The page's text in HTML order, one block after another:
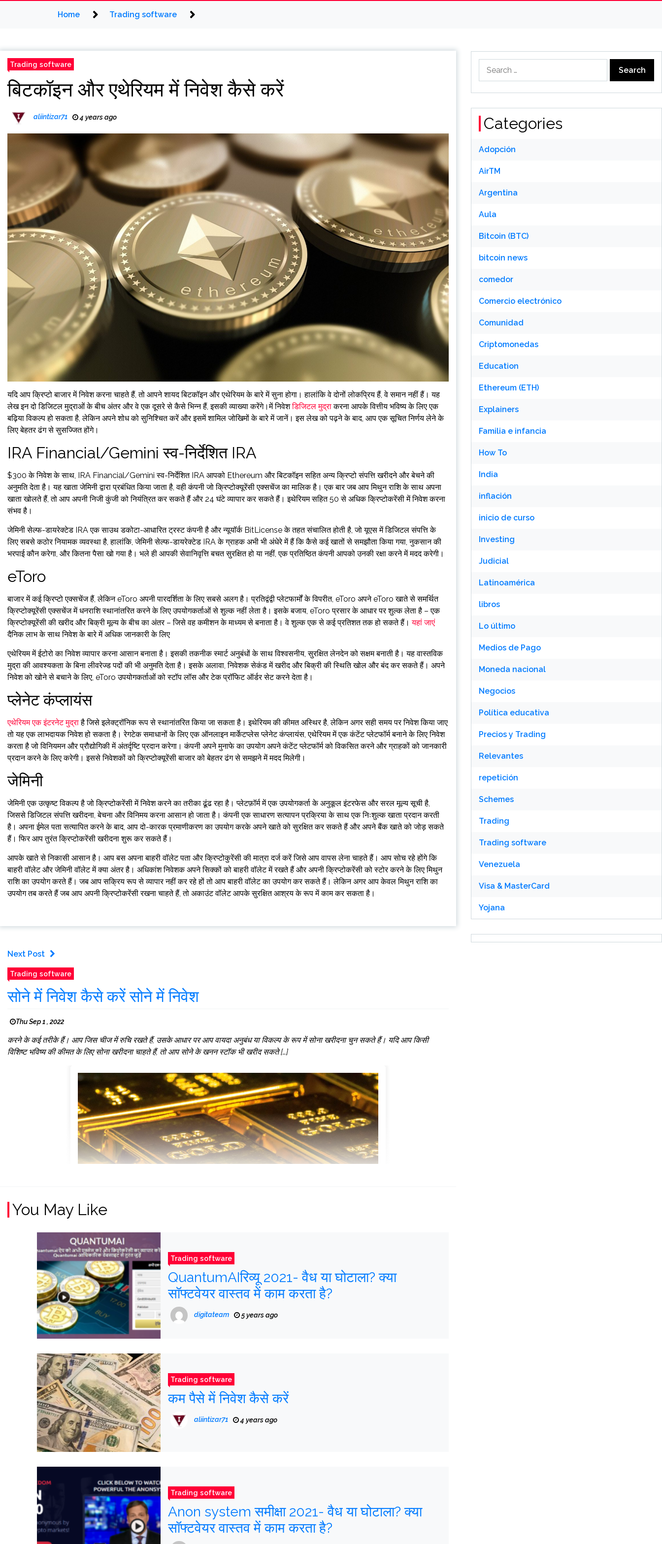
Home Trading software
Trading software
बिटकॉइन और एथेरियम में निवेश कैसे करें
aliintizar71 4 years ago
यदि आप क्रिप्टो बाजार में निवेश करना चाहते हैं, तो आपने शायद बिटकॉइन और एथेरियम के बारे में सुना होगा। हालांकि वे दोनों लोकप्रिय हैं, वे समान नहीं हैं। यह
लेख इन दो डिजिटल मुद्राओं के बीच अंतर और वे एक दूसरे से कैसे भिन्न हैं, इसकी व्याख्या करेंगे।में निवेशडिजिटल मुद्राकरना आपके वित्तीय भविष्य के लिए एक
बढ़िया विकल्प हो सकता है, लेकिन अपने शोध को सुनिश्चित करें और इसमें शामिल जोखिमों के बारे में जानें। इस लेख को पढ़ने के बाद, आप एक सूचित निर्णय लेने के
लिए बेहतर ढंग से सुसज्जित होंगे।
IRA Financial/Gemini स्व-निर्देशित IRA
$300 के निवेश के साथ, IRA Financial/Gemini स्व-निर्देशित IRA आपको Ethereum और बिटकॉइन सहित अन्य क्रिप्टो संपत्ति खरीदने और बेचने की
अनुमति देता है। यह खाता जेमिनी द्वारा प्रबंधित किया जाता है, वही कंपनी जो क्रिप्टोक्यूरेंसी एक्सचेंज का मालिक है। एक बार जब आप मिथुन राशि के साथ अपना
खाता खोलते हैं, तो आप अपनी निजी कुंजी को नियंत्रित कर सकते हैं और 24 घंटे व्यापार कर सकते हैं। इथेरियम सहित 50 से अधिक क्रिप्टोकरेंसी में निवेश करना
संभव है।
जेमिनी सेल्फ-डायरेक्टेड IRA एक साउथ डकोटा-आधारित ट्रस्ट कंपनी है और न्यूयॉर्क BitLicense के तहत संचालित होती है, जो यूएस में डिजिटल संपत्ति के
लिए सबसे कठोर नियामक व्यवस्था है, हालांकि, जेमिनी सेल्फ-डायरेक्टेड IRA के ग्राहक अभी भी अंधेरे में हैं कि कैसे कई खातों से समझौता किया गया, नुकसान की
भरपाई कौन करेगा, और कितना पैसा खो गया है। भले ही आपकी सेवानिवृत्ति बचत सुरक्षित हो या नहीं, एक प्रतिष्ठित कंपनी आपको उनकी रक्षा करने में मदद करेगी।
eToro
बाजार में कई क्रिप्टो एक्सचेंज हैं, लेकिन eToro अपनी पारदर्शिता के लिए सबसे अलग है। प्रतिद्वंद्वी प्लेटफार्मों के विपरीत, eToro अपने eToro खाते से समर्थित
क्रिप्टोक्यूरेंसी एक्सचेंज में धनराशि स्थानांतरित करने के लिए उपयोगकर्ताओं से शुल्क नहीं लेता है। इसके बजाय, eToro प्रसार के आधार पर शुल्क लेता है – एक
क्रिप्टोक्यूरेंसी की खरीद और बिक्री मूल्य के बीच का अंतर – जिसे वह कमीशन के माध्यम से बनाता है। वे शुल्क एक से कई प्रतिशत तक हो सकते हैं।यहां जाएं
दैनिक लाभ के साथ निवेश के बारे में अधिक जानकारी के लिए
एथेरियम में ईटोरो का निवेश व्यापार करना आसान बनाता है। इसकी तकनीक स्मार्ट अनुबंधों के साथ विश्वसनीय, सुरक्षित लेनदेन को सक्षम बनाती है। यह वास्तविक
मुद्रा की आवश्यकता के बिना लीवरेज्ड पदों की भी अनुमति देता है। इसके अलावा, निवेशक सेकंड में खरीद और बिक्री की स्थिति खोल और बंद कर सकते हैं। अपने
निवेश को खोने से बचाने के लिए, eToro उपयोगकर्ताओं को स्टॉप लॉस और टेक प्रॉफिट ऑर्डर सेट करने देता है।
प्लेनेट कंप्लायंस
एथेरियम एक इंटरनेट मुद्राहै जिसे इलेक्ट्रॉनिक रूप से स्थानांतरित किया जा सकता है। इथेरियम की कीमत अस्थिर है, लेकिन अगर सही समय पर निवेश किया जाए
तो यह एक लाभदायक निवेश हो सकता है। रेगटेक समाधानों के लिए एक ऑनलाइन मार्केटप्लेस प्लेनेट कंप्लायंस, एथेरियम में एक कंटेंट प्लेटफॉर्म बनाने के लिए निवेश
करता है जो विनियमन और प्रौद्योगिकी में अंतर्दृष्टि प्रदान करेगा। कंपनी अपने मुनाफे का उपयोग अपने कंटेंट प्लेटफॉर्म को विकसित करने और ग्राहकों को जानकारी
प्रदान करने के लिए करेगी। इससे निवेशकों को क्रिप्टोक्यूरेंसी बाजार को बेहतर ढंग से समझने में मदद मिलेगी।
जेमिनी
जेमिनी एक उत्कृष्ट विकल्प है जो क्रिप्टोकरेंसी में निवेश करने का तरीका ढूंढ रहा है। प्लेटफ़ॉर्म में एक उपयोगकर्ता के अनुकूल इंटरफेस और सरल मूल्य सूची है,
जिससे डिजिटल संपत्ति खरीदना, बेचना और विनिमय करना आसान हो जाता है। कंपनी एक साधारण सत्यापन प्रक्रिया के साथ एक निःशुल्क खाता प्रदान करती
है। अपना ईमेल पता सत्यापित करने के बाद, आप दो-कारक प्रमाणीकरण का उपयोग करके अपने खाते को सुरक्षित कर सकते हैं और अपने बैंक खाते को जोड़ सकते
हैं। फिर आप तुरंत क्रिप्टोकरेंसी खरीदना शुरू कर सकते हैं।
आपके खाते से निकासी आसान है। आप बस अपना बाहरी वॉलेट पता और क्रिप्टोकुरेंसी की मात्रा दर्ज करें जिसे आप वापस लेना चाहते हैं। आप सोच रहे होंगे कि
बाहरी वॉलेट और जेमिनी वॉलेट में क्या अंतर है। अधिकांश निवेशक अपने सिक्कों को बाहरी वॉलेट में रखते हैं और अपनी क्रिप्टोकरेंसी को स्टोर करने के लिए मिथुन
राशि का उपयोग करते हैं। जब आप सक्रिय रूप से व्यापार नहीं कर रहे हों तो आप बाहरी वॉलेट का उपयोग कर सकते हैं। लेकिन अगर आप केवल मिथुन राशि का
उपयोग तब करते हैं जब आप अपनी क्रिप्टोकरेंसी रखना चाहते हैं, तो अकाउंट वॉलेट आपके सुरक्षित आश्रय के रूप में काम कर सकता है।
Next Post
Trading software
सोने में निवेश कैसे करें सोने में निवेश
Thu Sep 1 , 2022
करने के कई तरीके हैं। आप जिस चीज में रुचि रखते हैं, उसके आधार पर आप वायदा अनुबंध या विकल्प के रूप में सोना खरीदना चुन सकते हैं। यदि आप किसी
विशिष्ट भविष्य की कीमत के लिए सोना खरीदना चाहते हैं, तो आप सोने के खनन स्टॉक भी खरीद सकते […]
You May Like
Trading software
QuantumAIरिव्यू 2021- वैध या घोटाला? क्या
सॉफ्टवेयर वास्तव में काम करता है?
digitateam 5 years ago
Trading software
कम पैसे में निवेश कैसे करें
aliintizar71 4 years ago
Trading software
Anon system समीक्षा 2021- वैध या घोटाला? क्या
सॉफ्टवेयर वास्तव में काम करता है?
for:
Categories
Adopción
AirTM
Argentina
Aula
Bitcoin (BTC)
bitcoin news
comedor
Comercio electrónico
Comunidad
Criptomonedas
Education
Ethereum (ETH)
Explainers
Familia e infancia
How To
India
inflación
inicio de curso
Investing
Judicial
Latinoamérica
libros
Lo último
Medios de Pago
Moneda nacional
Negocios
Política educativa
Precios y Trading
Relevantes
repetición
Schemes
Trading
Trading software
Venezuela
Visa & MasterCard
Yojana